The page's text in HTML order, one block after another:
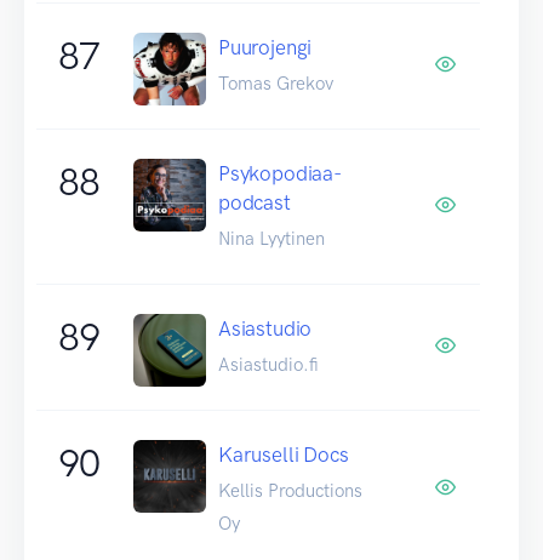
87 Puurojengi
Tomas Grekov
88
Psykopodiaa-
podcast
Nina Lyytinen
89 Asiastudio
Asiastudio.fi
90 Karuselli Docs
Kellis Productions
Oy